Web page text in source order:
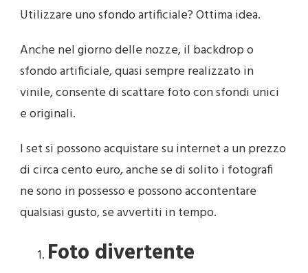
Utilizzare uno sfondo artificiale? Ottima idea.
Anche nel giorno delle nozze, il backdrop o
sfondo artificiale, quasi sempre realizzato in
vinile, consente di scattare foto con sfondi unici
e originali.
I set si possono acquistare su internet a un prezzo
di circa cento euro, anche se di solito i fotografi
ne sono in possesso e possono accontentare
qualsiasi gusto, se avvertiti in tempo.
Foto divertente